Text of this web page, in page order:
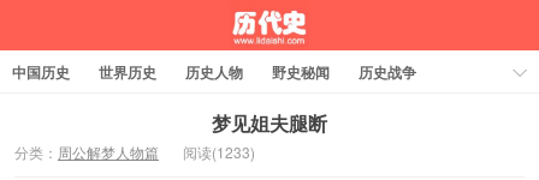
中国历史 世界历史 历史人物 野史秘闻
历史战争
周公解梦
梦见姐夫腿断
分类： 周公解梦人物篇 阅读(1233)